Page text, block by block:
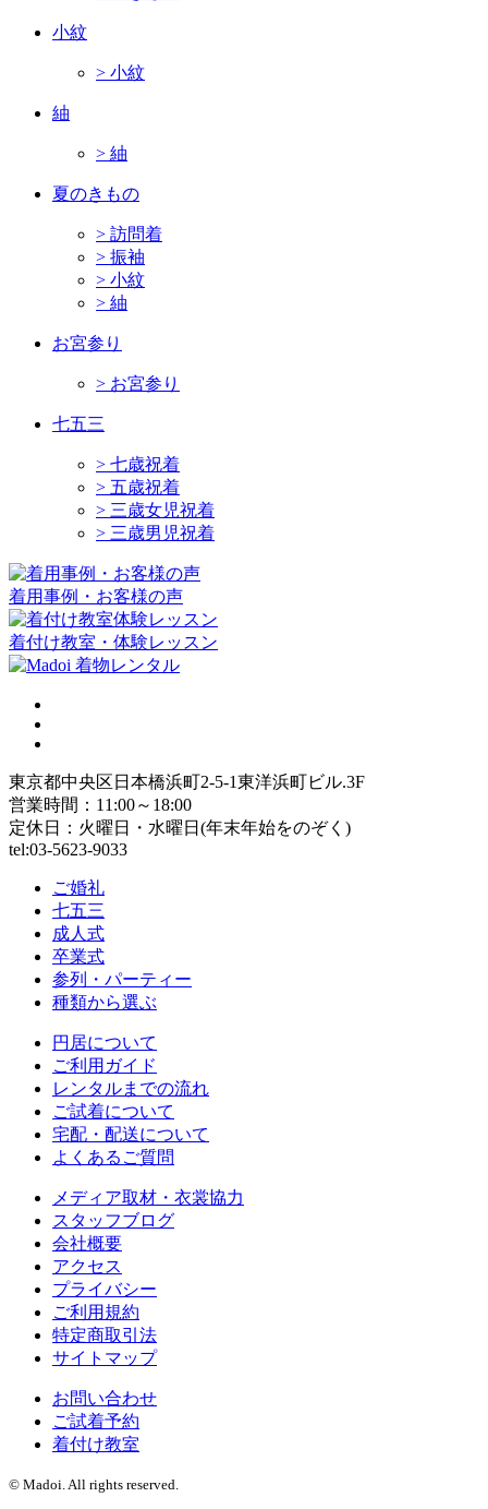
小紋
> 小紋
紬
> 紬
夏のきもの
> 訪問着
> 振袖
> 小紋
> 紬
お宮参り
> お宮参り
七五三
> 七歳祝着
> 五歳祝着
> 三歳女児祝着
> 三歳男児祝着
着用事例・お客様の声
着付け教室・体験レッスン
東京都中央区日本橋浜町2-5-1東洋浜町ビル.3F
営業時間：11:00～18:00
定休日：火曜日・水曜日(年末年始をのぞく)
tel:03-5623-9033
ご婚礼
七五三
成人式
卒業式
参列・パーティー
種類から選ぶ
円居について
ご利用ガイド
レンタルまでの流れ
ご試着について
宅配・配送について
よくあるご質問
メディア取材・衣裳協力
スタッフブログ
会社概要
アクセス
プライバシー
ご利用規約
特定商取引法
サイトマップ
お問い合わせ
ご試着予約
着付け教室
© Madoi. All rights reserved.